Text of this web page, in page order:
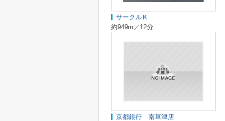
サークルＫ
約949m／12分
京都銀行 南草津店